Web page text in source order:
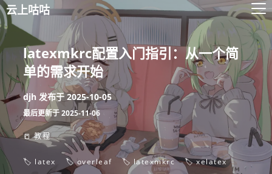
云上咕咕
latexmkrc配置入门指引：从一个简
单的需求开始
djh 发布于 2025-10-05
最后更新于2025-11-06
📒 教程
🏷️ latex 🏷️ overleaf 🏷️ latexmkrc 🏷️ xelatex